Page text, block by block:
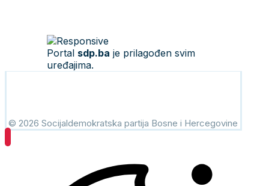
Portal sdp.ba je prilagođen svim
uređajima.
© 2026 Socijaldemokratska partija Bosne i Hercegovine